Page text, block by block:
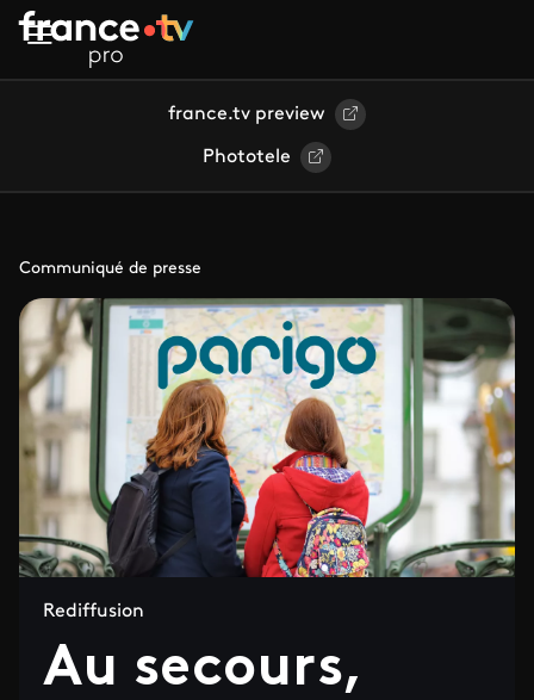
Aller au contenu principal
france.tv preview
Phototele
Communiqué de presse
Rediffusion
Au secours,